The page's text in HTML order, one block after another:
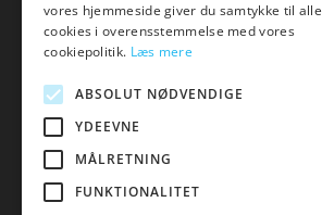
vores hjemmeside giver du samtykke til alle
cookies i overensstemmelse med vores
cookiepolitik. Læs mere
ABSOLUT NØDVENDIGE
YDEEVNE
MÅLRETNING
FUNKTIONALITET